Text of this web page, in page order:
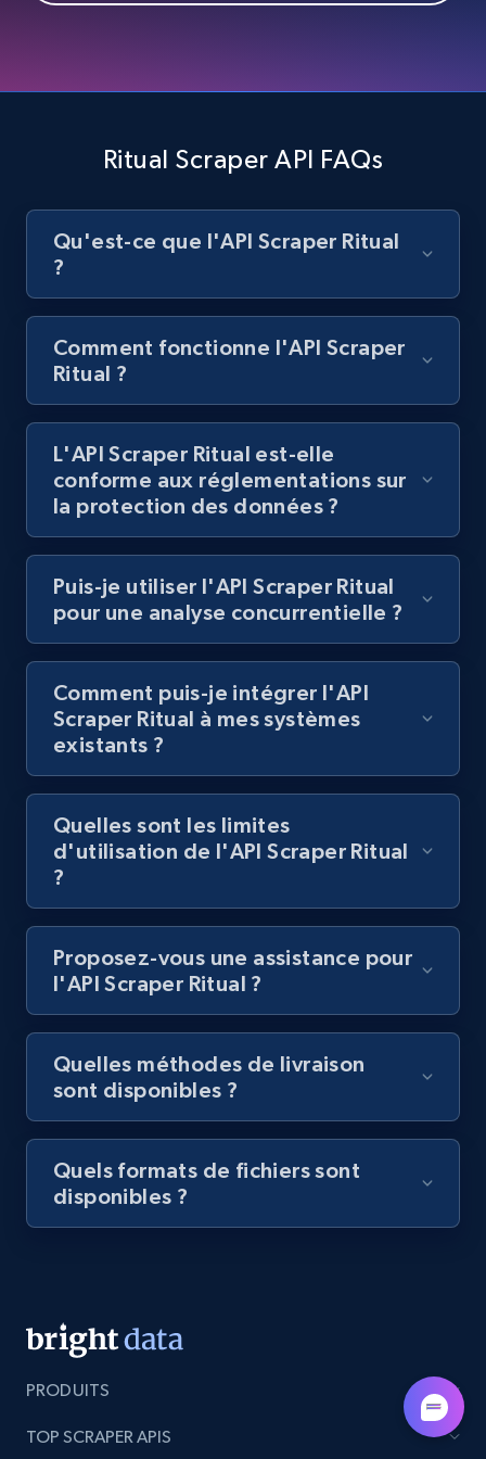
Best Buy products - Collect data on
products using specified keywords
URL, Product id, Title, Images, Final price,
Currency, Discount, Initial price, and more.
Lazada - Products
URL, Title, Rating, Reviews, Initial price, Final
price, Currency, Stock, and more.
991+ 165+ Essai gratuit
Lazada - Products - Discover products by
keyword
URL, Title, Rating, Reviews, Initial price, Final
Essai gratuit
Lazada - Products - Discover products by
category URL or brand URL
URL, Title, Rating, Reviews, Initial price, Final
price, Currency, Stock, and more.
Ritual Scraper API FAQs
Qu'est-ce que l'API Scraper Ritual
?
Comment fonctionne l'API Scraper
Ritual ?
L'API Scraper Ritual est-elle
conforme aux réglementations sur
la protection des données ?
Puis-je utiliser l'API Scraper Ritual
pour une analyse concurrentielle ?
Comment puis-je intégrer l'API
Scraper Ritual à mes systèmes
existants ?
Quelles sont les limites
d'utilisation de l'API Scraper Ritual
?
Proposez-vous une assistance pour
l'API Scraper Ritual ?
Quelles méthodes de livraison
sont disponibles ?
Quels formats de fichiers sont
disponibles ?
PRODUITS
TOP SCRAPER APIS